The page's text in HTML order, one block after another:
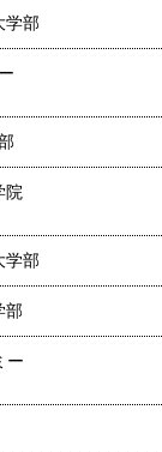
学部
院
学部
部
ー